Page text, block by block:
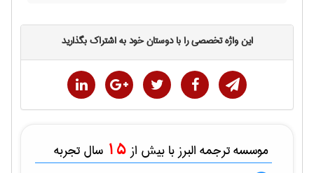
این واژه تخصصی را با دوستان خود به اشتراک بگذارید
موسسه ترجمه البرز با بیش از 15 سال تجربه